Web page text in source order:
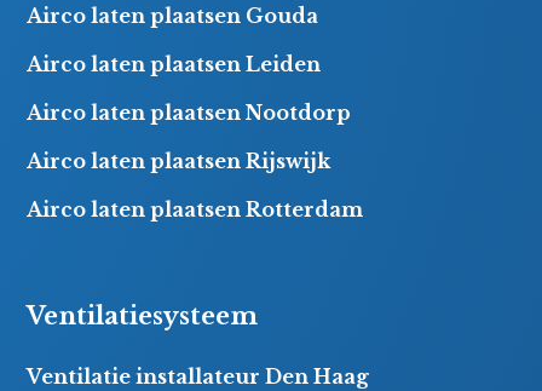
Airco laten plaatsen Gouda
Airco laten plaatsen Leiden
Airco laten plaatsen Nootdorp
Airco laten plaatsen Rijswijk
Airco laten plaatsen Rotterdam
Ventilatiesysteem
Ventilatie installateur Den Haag